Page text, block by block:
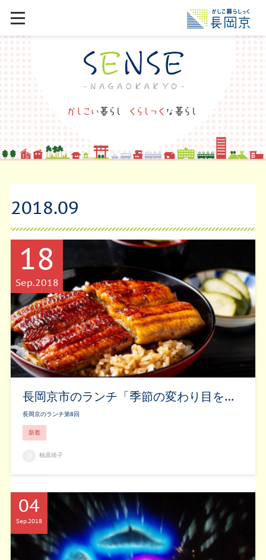
2018.09
長岡京市のランチ「季節の変わり目を…
長岡京のランチ第8回
18
Sep 2018
新着
柚原靖子
04
Sep 2018